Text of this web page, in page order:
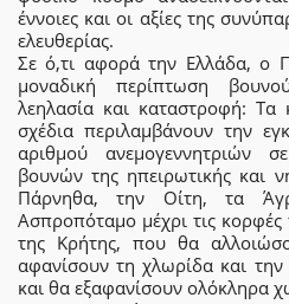
έννοιες και οι αξίες της
ελευθερίας.
Σε ό,τι αφορά την Ελλάδα, ο
μοναδική περίπτωση
λεηλασία και καταστροφή: Τα
σχέδια περιλαμβάνουν την
αριθμού
βουνών της ηπειρωτικής και
Πάρνηθα, την Οίτη, τα
Ασπροπόταμο μέχρι τις κορφές
της Κρήτης, που θα
αφανίσουν τη χλωρίδα και
και θα εξαφανίσουν ολόκληρα